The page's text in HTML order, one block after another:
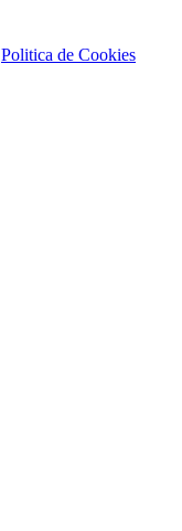
Politica de Cookies